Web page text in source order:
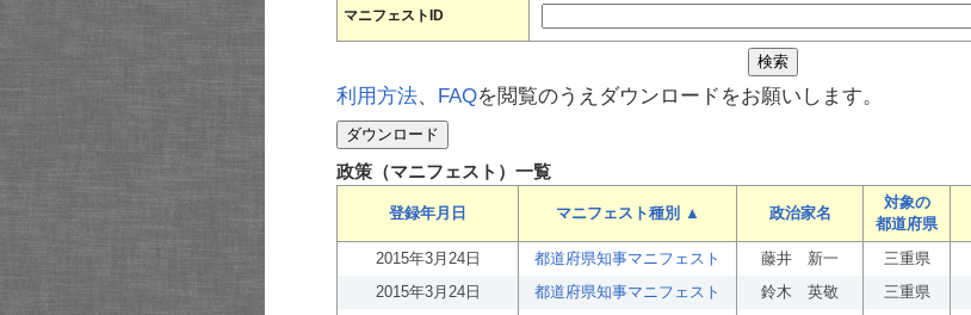
マニフェストID
利用方法、 FAQを閲覧のうえダウンロードをお願いします。
政策（マニフェスト）一覧
登録年月日 マニフェスト種別 ▲ 政治家名
対象の
都道府県
2015年3月24日
都道府県知事マニフェスト 藤井 新一 三重県
2015年3月24日
都道府県知事マニフェスト 鈴木 英敬 三重県